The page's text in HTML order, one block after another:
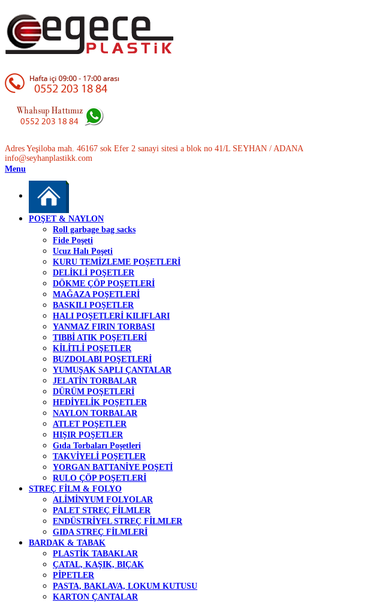
Adres Yeşiloba mah. 46167 sok Efer 2 sanayi sitesi a blok no 41/L SEYHAN / ADANA
info@seyhanplastikk.com
Menu
POŞET & NAYLON
Roll garbage bag sacks
Fide Poşeti
Ucuz Halı Poşeti
KURU TEMİZLEME POŞETLERİ
DELİKLİ POŞETLER
DÖKME ÇÖP POŞETLERİ
MAĞAZA POŞETLERİ
BASKILI POŞETLER
HALI POŞETLERİ KILIFLARI
YANMAZ FIRIN TORBASI
TIBBİ ATIK POŞETLERİ
KİLİTLİ POŞETLER
BUZDOLABI POŞETLERİ
YUMUŞAK SAPLI ÇANTALAR
JELATİN TORBALAR
DÜRÜM POŞETLERİ
HEDİYELİK POŞETLER
NAYLON TORBALAR
ATLET POŞETLER
HIŞIR POŞETLER
Gıda Torbaları Poşetleri
TAKVİYELİ POŞETLER
YORGAN BATTANİYE POŞETİ
RULO ÇÖP POŞETLERİ
STREÇ FİLM & FOLYO
ALİMİNYUM FOLYOLAR
PALET STREÇ FİLMLER
ENDÜSTRİYEL STREÇ FİLMLER
GIDA STREÇ FİLMLERİ
BARDAK & TABAK
PLASTİK TABAKLAR
ÇATAL, KAŞIK, BIÇAK
PİPETLER
PASTA, BAKLAVA, LOKUM KUTUSU
KARTON ÇANTALAR